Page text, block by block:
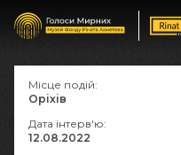
Місце подій:
Оріхів
Дата інтерв'ю:
12.08.2022